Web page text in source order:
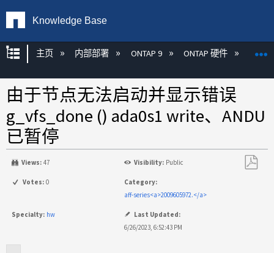
Knowledge Base
扩展/隐缩全局层次
主页 内部部署 ONTAP 9 ONTAP 硬件
由于节点无法启动并显示错误
g_vfs_done () ada0s1 write、ANDU
已暂停
Views: 47 Visibility: Public
Votes: 0
Category:
aff-series<a>2009605972.</a>
Specialty: hw
Last Updated:
6/26/2023, 6:52:43 PM